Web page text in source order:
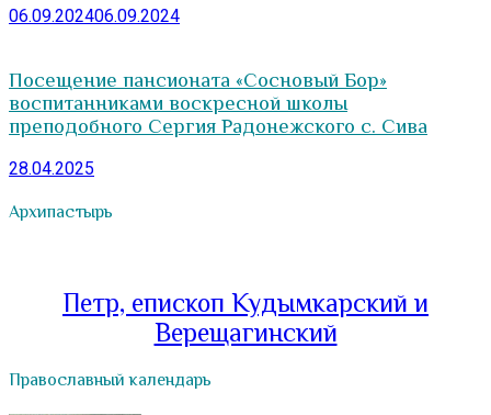
06.09.202406.09.2024
Посещение пансионата «Сосновый Бор»
воспитанниками воскресной школы
преподобного Сергия Радонежского с. Сива
28.04.2025
Архипастырь
Петр, епископ Кудымкарский и
Верещагинский
Православный календарь